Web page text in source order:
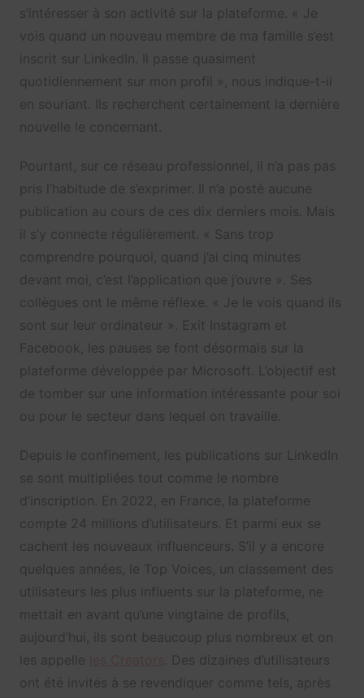
s’intéresser à son activité sur la plateforme. « Je
vois quand un nouveau membre de ma famille s’est
inscrit sur LinkedIn. Il passe quasiment
quotidiennement sur mon profil », nous indique-t-il
en souriant. Ils recherchent certainement la dernière
nouvelle le concernant.
Pourtant, sur ce réseau professionnel, il n’a pas pas
pris l’habitude de s’exprimer. Il n’a posté aucune
publication au cours de ces dix derniers mois. Mais
il s’y connecte régulièrement. « Sans trop
comprendre pourquoi, quand j’ai cinq minutes
devant moi, c’est l’application que j’ouvre ». Ses
collègues ont le même réflexe. « Je le vois quand ils
sont sur leur ordinateur ». Exit Instagram et
Facebook, les pauses se font désormais sur la
plateforme développée par Microsoft. L’objectif est
de tomber sur une information intéressante pour soi
ou pour le secteur dans lequel on travaille.
Depuis le confinement, les publications sur LinkedIn
se sont multipliées tout comme le nombre
d’inscription. En 2022, en France, la plateforme
compte 24 millions d’utilisateurs. Et parmi eux se
cachent les nouveaux influenceurs. S’il y a encore
quelques années, le Top Voices, un classement des
utilisateurs les plus influents sur la plateforme, ne
mettait en avant qu’une vingtaine de profils,
aujourd’hui, ils sont beaucoup plus nombreux et on
les appelle
. Des dizaines d’utilisateurs
ont été invités à se revendiquer comme tels, après